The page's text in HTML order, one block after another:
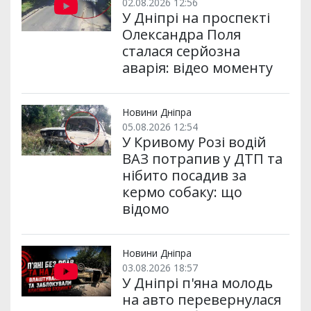
02.08.2026 12:56
У Дніпрі на проспекті
Олександра Поля
сталася серйозна
аварія: відео моменту
Новини Дніпра
05.08.2026 12:54
У Кривому Розі водій
ВАЗ потрапив у ДТП та
нібито посадив за
кермо собаку: що
відомо
Новини Дніпра
03.08.2026 18:57
У Дніпрі п'яна молодь
на авто перевернулася